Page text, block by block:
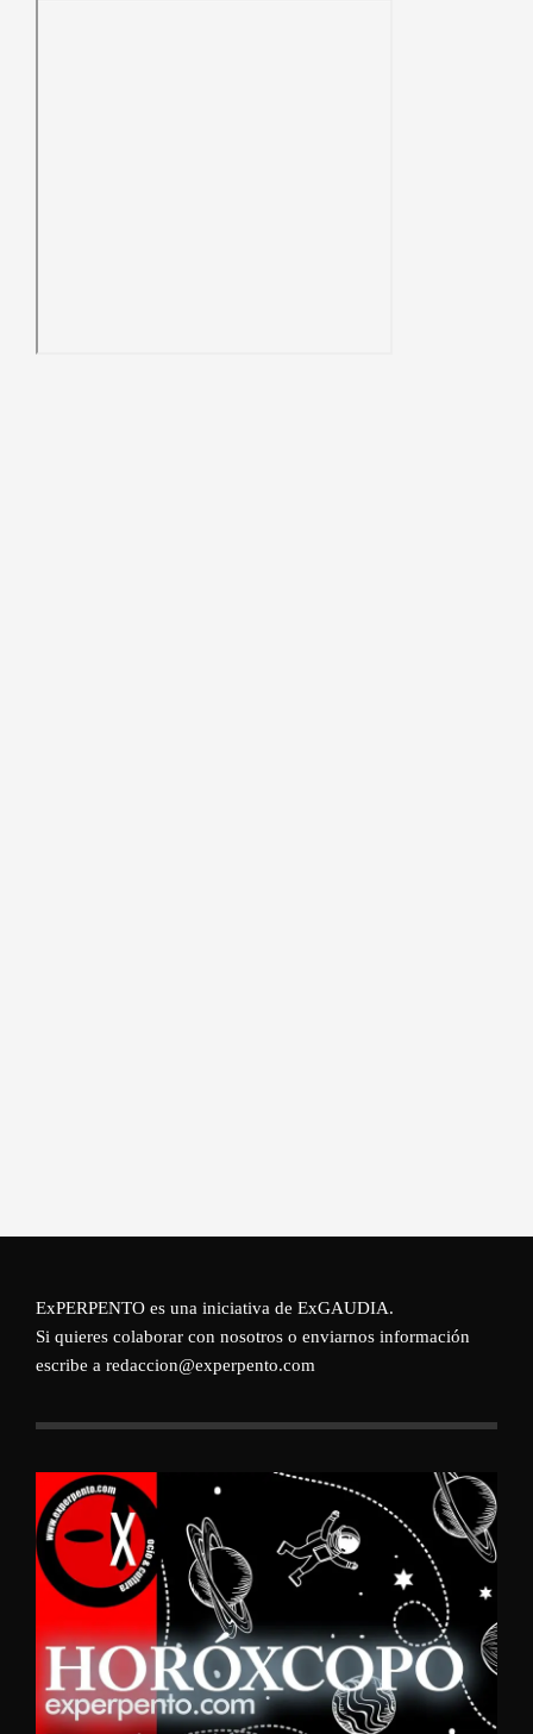
ExPERPENTO es una iniciativa de ExGAUDIA.
Si quieres colaborar con nosotros o enviarnos información
escribe a redaccion@experpento.com